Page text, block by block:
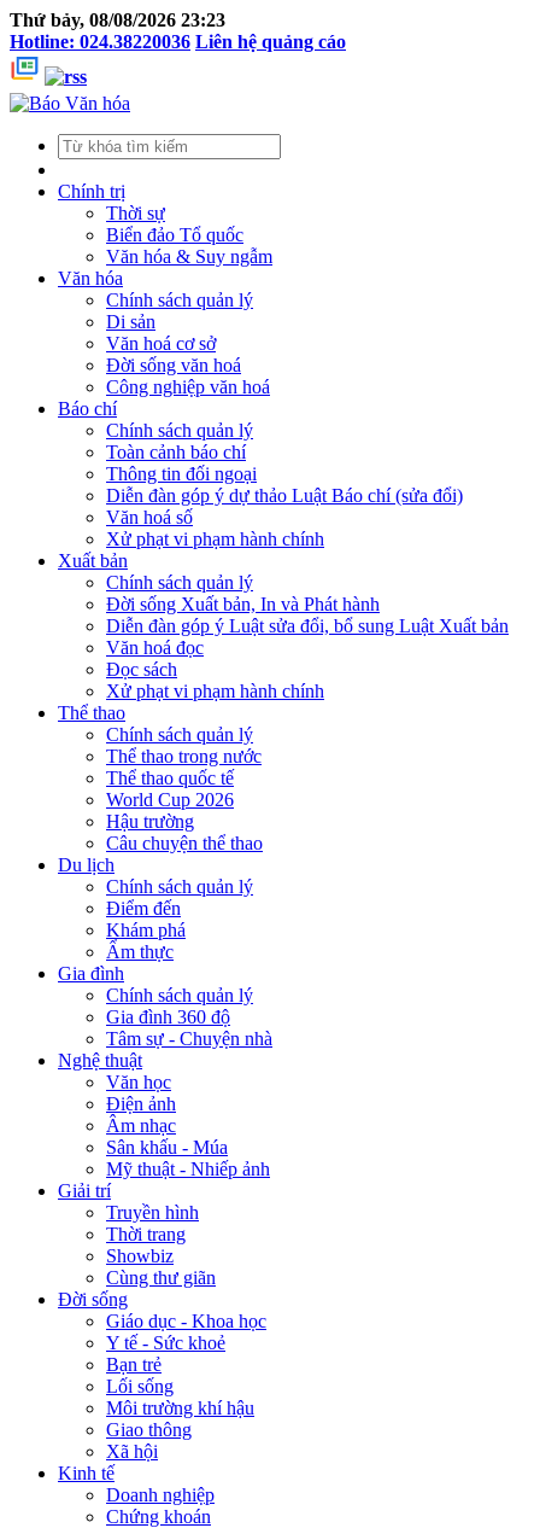
Thứ bảy, 08/08/2026 23:23
Hotline: 024.38220036 Liên hệ quảng cáo
Chính trị
Thời sự
Biển đảo Tổ quốc
Văn hóa & Suy ngẫm
Văn hóa
Chính sách quản lý
Di sản
Văn hoá cơ sở
Đời sống văn hoá
Công nghiệp văn hoá
Báo chí
Chính sách quản lý
Toàn cảnh báo chí
Thông tin đối ngoại
Diễn đàn góp ý dự thảo Luật Báo chí (sửa đổi)
Văn hoá số
Xử phạt vi phạm hành chính
Xuất bản
Chính sách quản lý
Đời sống Xuất bản, In và Phát hành
Diễn đàn góp ý Luật sửa đổi, bổ sung Luật Xuất bản
Văn hoá đọc
Đọc sách
Xử phạt vi phạm hành chính
Thể thao
Chính sách quản lý
Thể thao trong nước
Thể thao quốc tế
World Cup 2026
Hậu trường
Câu chuyện thể thao
Du lịch
Chính sách quản lý
Điểm đến
Khám phá
Ẩm thực
Gia đình
Chính sách quản lý
Gia đình 360 độ
Tâm sự - Chuyện nhà
Nghệ thuật
Văn học
Điện ảnh
Âm nhạc
Sân khấu - Múa
Mỹ thuật - Nhiếp ảnh
Giải trí
Truyền hình
Thời trang
Showbiz
Cùng thư giãn
Đời sống
Giáo dục - Khoa học
Y tế - Sức khoẻ
Bạn trẻ
Lối sống
Môi trường khí hậu
Giao thông
Xã hội
Kinh tế
Doanh nghiệp
Chứng khoán